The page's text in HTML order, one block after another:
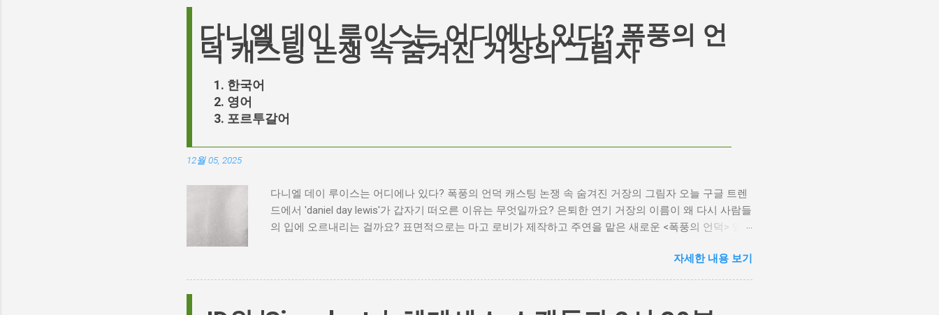
다니엘 데이 루이스는 어디에나 있다? 폭풍의 언
덕 캐스팅 논쟁 속 숨겨진 거장의 그림자
한국어
영어
포르투갈어
12월 05, 2025
다니엘 데이 루이스는 어디에나 있다? 폭풍의 언덕 캐스팅 논쟁 속 숨겨진 거장의 그림자 오늘 구글 트렌
드에서 'daniel day lewis'가 갑자기 떠오른 이유는 무엇일까요? 은퇴한 연기 거장의 이름이 왜 다시 사람들
의 입에 오르내리는 걸까요? 표면적으로는 마고 로비가 제작하고 주연을 맡은 새로운 <폭풍의 언덕> 영
향한 끊임없는 열망이 숨겨져 있습니다. Photo by Plufow Le Studio on Unsplash 폭풍의 언덕, 그리고 캐
스팅 논쟁의 불씨 최근 몇 주 동안 영화계는 마고 로비의 <폭풍의 언덕> 리메이크 소식으로 뜨거웠습니다.
다. 일부에서는 엘로디의 이미지가 원작 속 히스클리프와는 다소 거리가 있다는 의견을 제시하며 캐스팅
자세한 내용 보기